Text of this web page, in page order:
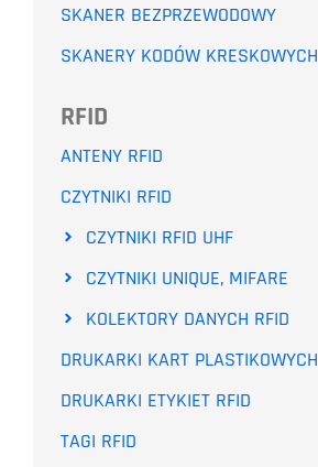
SKANER BEZPRZEWODOWY
SKANERY KODÓW KRESKOWYCH
RFID
ANTENY RFID
CZYTNIKI RFID
CZYTNIKI RFID UHF
CZYTNIKI UNIQUE, MIFARE
KOLEKTORY DANYCH RFID
DRUKARKI KART PLASTIKOWYCH
DRUKARKI ETYKIET RFID
TAGI RFID